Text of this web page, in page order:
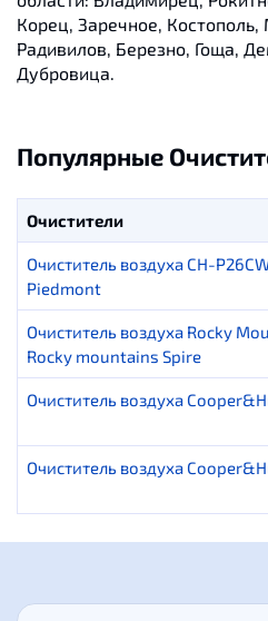
Корец, Заречное, Костополь,
Радивилов, Березно, Гоща,
Дубровица.
Популярные
Очистители
Очиститель воздуха CH-
Piedmont
Очиститель воздуха Rocky
Rocky mountains Spire
Очиститель воздуха
Очиститель воздуха